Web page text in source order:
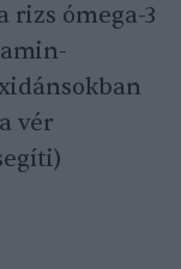
rizs ómega-3
vér